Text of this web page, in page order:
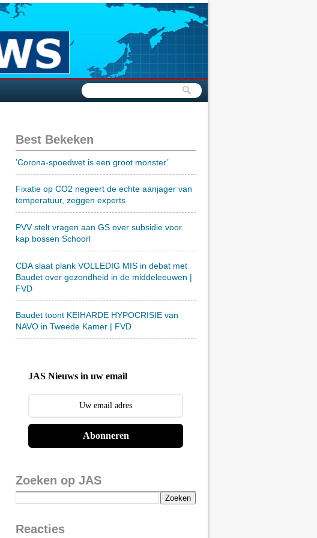
Best Bekeken
’Corona-spoedwet is een groot monster’
Fixatie op CO2 negeert de echte aanjager van
temperatuur, zeggen experts
PVV stelt vragen aan GS over subsidie voor
kap bossen Schoorl
CDA slaat plank VOLLEDIG MIS in debat met
Baudet over gezondheid in de middeleeuwen |
FVD
Baudet toont KEIHARDE HYPOCRISIE van
NAVO in Tweede Kamer | FVD
JAS Nieuws in uw email
Abonneren
Zoeken op JAS
Reacties